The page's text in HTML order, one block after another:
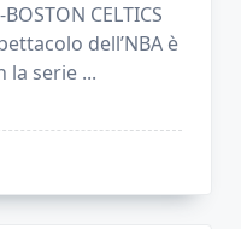
CELTICS
dell’NBA è
la serie ...